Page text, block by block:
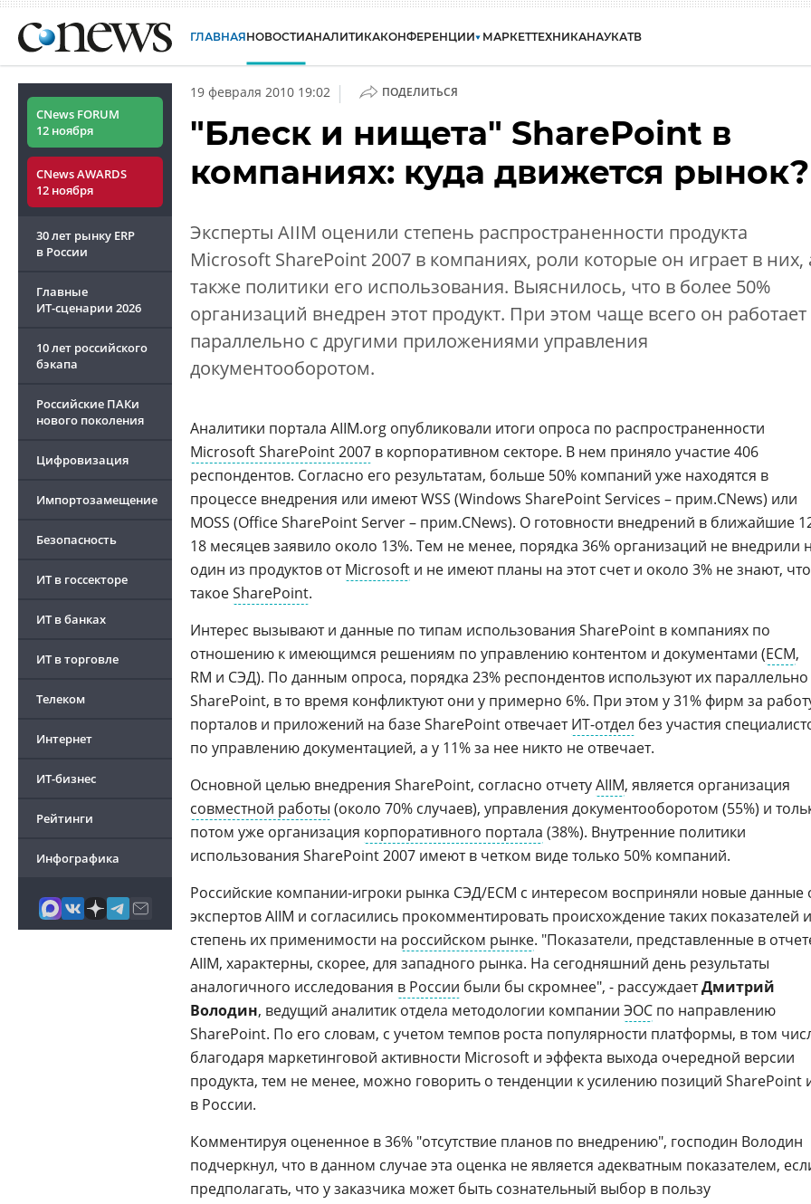
ГЛАВНАЯНОВОСТИАНАЛИТИКАКОНФЕРЕНЦИИ МАРКЕТТЕХНИКАНАУКАТВ
CNews FORUM
12 ноября
CNews AWARDS
12 ноября
30 лет рынку ERP
в России
Главные
ИТ-сценарии 2026
10 лет российского
бэкапа
Российские ПАКи
нового поколения
Цифровизация
Импортозамещение
Безопасность
ИТ в госсекторе
ИТ в банках
ИТ в торговле
Телеком
Интернет
ИТ-бизнес
Рейтинги
Инфографика
19 февраля 2010 19:02 | ПОДЕЛИТЬСЯ
"Блеск и нищета" SharePoint в
компаниях: куда движется рынок?
Эксперты AIIM оценили степень распространенности продукта
Microsoft SharePoint 2007 в компаниях, роли которые он играет в них,
также политики его использования. Выяснилось, что в более 50%
организаций внедрен этот продукт. При этом чаще всего он работает
параллельно с другими приложениями управления
документооборотом.
Аналитики портала AIIM.org опубликовали итоги опроса по распространенности
Microsoft SharePoint 2007 в корпоративном секторе. В нем приняло участие 406
респондентов. Согласно его результатам, больше 50% компаний уже находятся в
процессе внедрения или имеют WSS (Windows SharePoint Services – прим.CNews) или
MOSS (Office SharePoint Server – прим.CNews). О готовности внедрений в ближайшие
18 месяцев заявило около 13%. Тем не менее, порядка 36% организаций не внедрили
один из продуктов отMicrosoft и не имеют планы на этот счет и около 3% не знают, что
такоеSharePoint.
Интерес вызывают и данные по типам использования SharePoint в компаниях по
отношению к имеющимся решениям по управлению контентом и документами (ECM,
RM и СЭД). По данным опроса, порядка 23% респондентов используют их параллельно
SharePoint, в то время конфликтуют они у примерно 6%. При этом у 31% фирм за
порталов и приложений на базе SharePoint отвечаетИТ-отдел без участия
по управлению документацией, а у 11% за нее никто не отвечает.
Основной целью внедрения SharePoint, согласно отчетуAIIM, является организация
совместной работы (около 70% случаев), управления документооборотом (55%) и
потом уже организация корпоративного портала (38%). Внутренние политики
использования SharePoint 2007 имеют в четком виде только 50% компаний.
Российские компании-игроки рынка СЭД/ECM с интересом восприняли новые данные
экспертов AIIM и согласились прокомментировать происхождение таких показателей и
степень их применимости на российском рынке. "Показатели, представленные в
AIIM, характерны, скорее, для западного рынка. На сегодняшний день результаты
аналогичного исследования в России были бы скромнее", - рассуждаетДмитрий
Володин, ведущий аналитик отдела методологии компании ЭОС по направлению
SharePoint. По его словам, с учетом темпов роста популярности платформы, в том
благодаря маркетинговой активности Microsoft и эффекта выхода очередной версии
продукта, тем не менее, можно говорить о тенденции к усилению позиций SharePoint
в России.
Комментируя оцененное в 36% "отсутствие планов по внедрению", господин Володин
подчеркнул, что в данном случае эта оценка не является адекватным показателем,
предполагать, что у заказчика может быть сознательный выбор в пользу